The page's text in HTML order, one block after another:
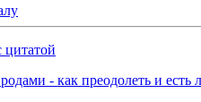
цитатой
- как преодолеть и есть